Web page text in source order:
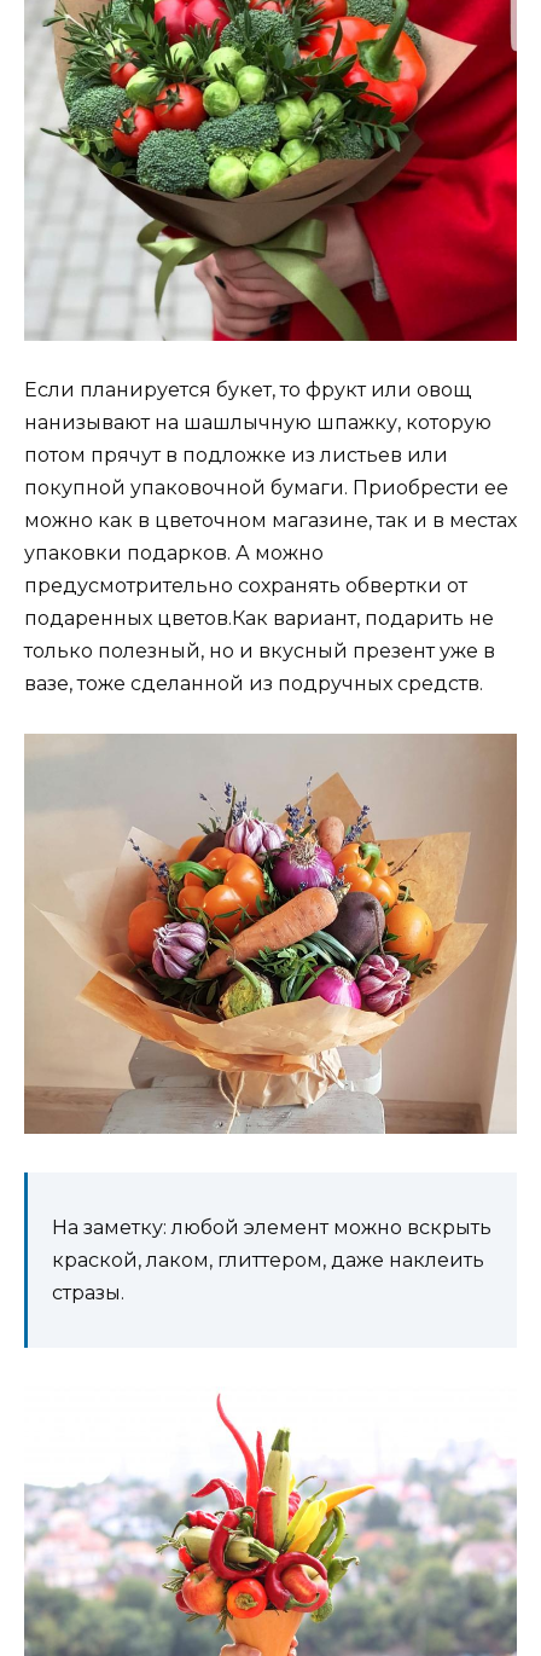
Если планируется букет, то фрукт или овощ
нанизывают на шашлычную шпажку, которую
потом прячут в подложке из листьев или
покупной упаковочной бумаги. Приобрести ее
можно как в цветочном магазине, так и в местах
упаковки подарков. А можно
предусмотрительно сохранять обвертки от
подаренных цветов.Как вариант, подарить не
только полезный, но и вкусный презент уже в
вазе, тоже сделанной из подручных средств.
На заметку: любой элемент можно вскрыть
краской, лаком, глиттером, даже наклеить
стразы.